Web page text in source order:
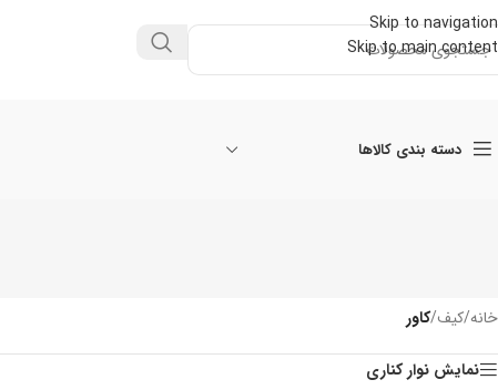
Skip to navigation
Skip to main content
دسته بندی کالاها
خانه/کیف/کاور
نمایش نوار کناری